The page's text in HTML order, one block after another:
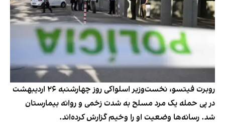
روبرت فیتسو، نخست‌وزیر اسلواکی روز چهارشنبه ۲۶ اردیبهشت
در پی حمله یک مرد مسلح به شدت زخمی و روانه بیمارستان
شد. رسانه‌ها وضعیت او را وخیم گزارش کرده‌اند.